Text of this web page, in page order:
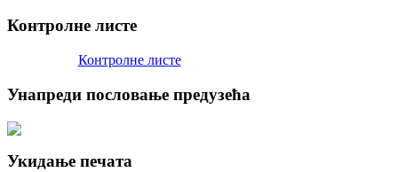
Контролне листе
Контролне листе
Унапреди пословање предузећа
Укидање печата